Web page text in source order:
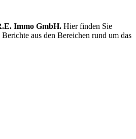
Immo GmbH. Hier finden Sie
Berichte aus den Bereichen rund um das